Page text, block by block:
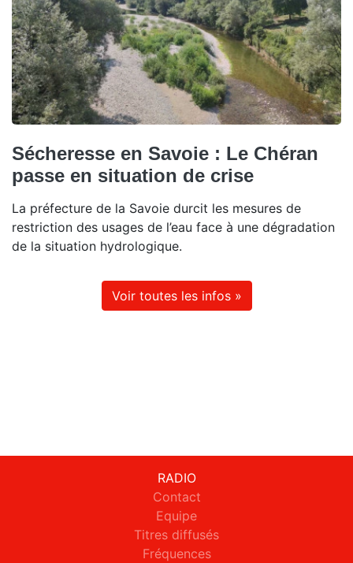
Sécheresse en Savoie : Le Chéran
passe en situation de crise
La préfecture de la Savoie durcit les mesures de
restriction des usages de l’eau face à une dégradation
de la situation hydrologique.
Voir toutes les infos »
RADIO
Contact
Equipe
Titres diffusés
Fréquences